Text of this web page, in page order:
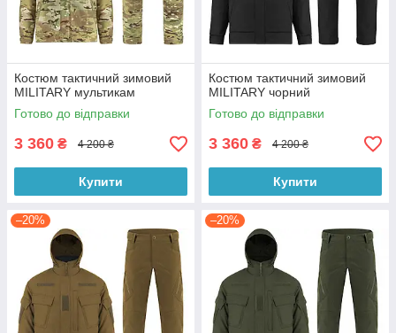
Костюм тактичний зимовий
MILITARY мультикам
Готово до відправки
3 360 ₴ 4 200 ₴
Купити
Костюм тактичний зимовий
MILITARY чорний
Готово до відправки
3 360 ₴ 4 200 ₴
Купити
–20% –20%